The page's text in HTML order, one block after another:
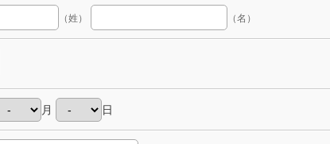
（姓） （名）
月 日